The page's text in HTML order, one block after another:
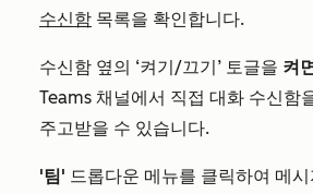
수신함 목록을 확인합니다.
수신함 옆의 ‘켜기/끄기’ 토글을 켜
Teams 채널에서 직접 대화 수신함
주고받을 수 있습니다.
'팀' 드롭다운 메뉴를 클릭하여 메